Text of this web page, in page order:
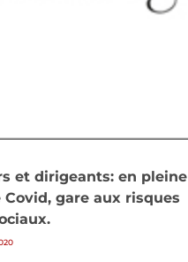
et dirigeants: en pleine
gare aux risques